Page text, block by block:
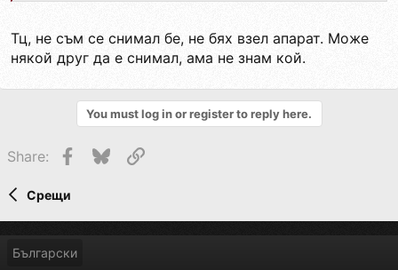
Тц, не съм се снимал бе, не бях взел апарат. Може
някой друг да е снимал, ама не знам кой.
You must log in or register to reply here.
Share: Facebook
BlueskyLink
Срещи
Български